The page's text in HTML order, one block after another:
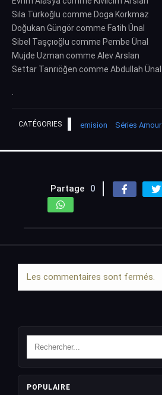
Sıla Türkoğlu comme Doga Korkmaz
Doğukan Güngör comme Fatih Ünal
Sibel Taşçıoğlu comme Pembe Ünal
Mujde Uzman comme Alev Arslan
Settar Tanrıöğen comme Abdullah Ünal
CATÉGORIES emision Séries Amour
Partage 0
Les commentaires sont fermés.
POPULAIRE